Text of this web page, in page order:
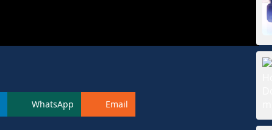
WhatsApp Email